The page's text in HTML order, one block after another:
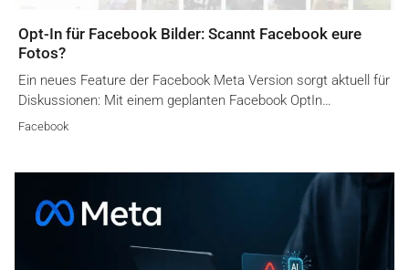
Opt-In für Facebook Bilder: Scannt Facebook eure
Fotos?
Ein neues Feature der Facebook Meta Version sorgt aktuell für
Diskussionen: Mit einem geplanten Facebook OptIn…
Facebook